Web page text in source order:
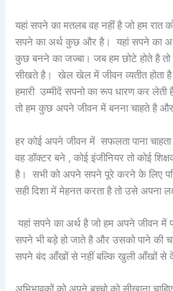
यहां सपने का मतलब वह नहीं है जो हम रात
सपने का अर्थ कुछ और है। यहां सपने का
कुछ बनने का जज्बा। जब हम छोटे होते है
सीखते है। खेल खेल में जीवन व्यतीत होता
हमारी उम्मीदें सपनो का रूप धारण कर
तो हम कुछ अपने जीवन में बनना चाहते है
हर कोई अपने जीवन में सफलता पाना
वह डॉक्टर बने , कोई इंजीनियर तो कोई
है। सभी को अपने सपने पूरे करने के लिए
सही दिशा में मेहनत करता है तो उसे अपना
यहां सपने का अर्थ है जो हम अपने जीवन में
सपने भी बड़े हो जाते है और उसको पाने की
सपने बंद आँखों से नहीं बल्कि खुली आँखों से